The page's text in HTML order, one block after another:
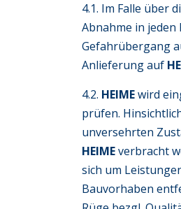
4.1. Im Falle über
Abnahme in
Gefahrübergang
Anlieferung auf
4.2. HEIMEwird
prüfen.
unversehrten
HEIMEverbracht
sich um
Bauvorhaben